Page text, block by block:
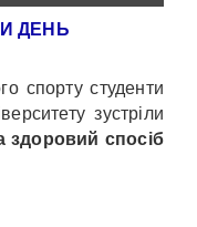
ДЕНЬ
спорту студенти
зустріли
здоровий спосіб